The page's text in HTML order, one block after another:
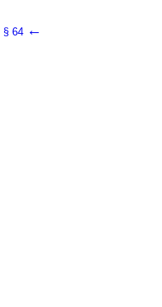
§ 64 ←